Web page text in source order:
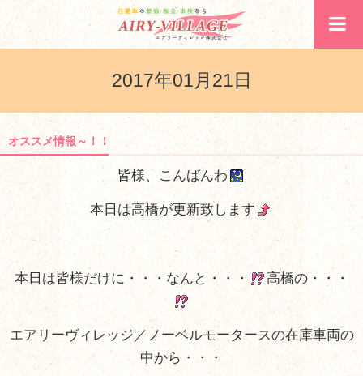
2017年01月21日
オススメ情報～！！
皆様、こんばんわ
本日は高橋が更新致します
本日は皆様だけに・・・なんと・・・ 高橋の・・・
エアリーヴィレッジ／ノーベルモータースの在庫車両の
中から・・・